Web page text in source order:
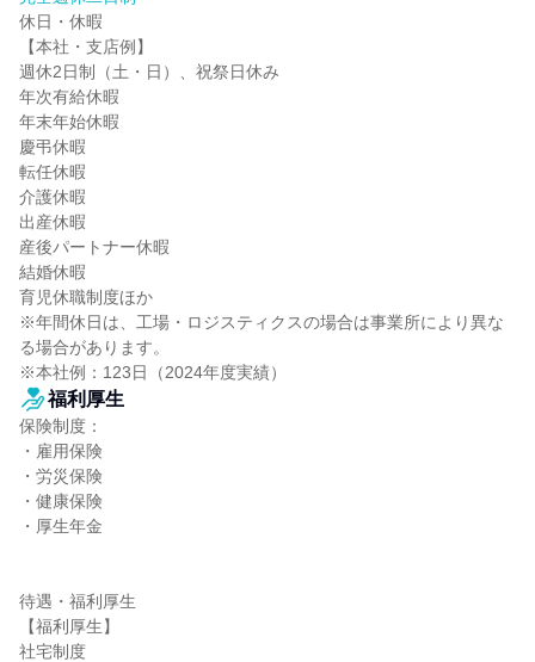
休日・休暇
【本社・支店例】
週休2日制（土・日）、祝祭日休み
年次有給休暇
年末年始休暇
慶弔休暇
転任休暇
介護休暇
出産休暇
産後パートナー休暇
結婚休暇
育児休職制度ほか
※年間休日は、工場・ロジスティクスの場合は事業所により異な
る場合があります。
※本社例：123日（2024年度実績）
福利厚生
保険制度：
・雇用保険
・労災保険
・健康保険
・厚生年金
待遇・福利厚生
【福利厚生】
社宅制度